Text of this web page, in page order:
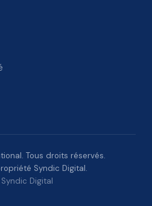
Tous droits réservés.
Syndic Digital.
Digital